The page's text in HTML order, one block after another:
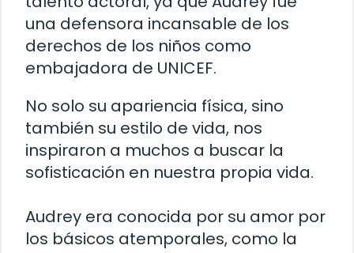
una defensora incansable de los
derechos de los niños como
embajadora de UNICEF.
No solo su apariencia física, sino
también su estilo de vida, nos
inspiraron a muchos a buscar la
sofisticación en nuestra propia vida.
Audrey era conocida por su amor por
los básicos atemporales, como la